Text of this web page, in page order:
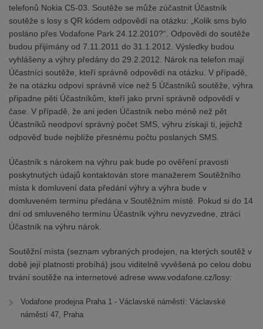
telefonů Nokia C5-03. Soutěže se může zúčastnit Účastník
soutěže s losy s QR kódem odpovědí na otázku: „Kolik sms bylo
posláno přes Vodafone Park 24.12.2010?“. Odpovědi do soutěže
budou přijímány od 7.11.2011 do 31.1.2012. Výsledky budou
vyhlášeny a výhry předány do 29.2.2012. Nárok na telefon mají
Účastníci soutěže, kteří správně odpovědí na otázku. V případě,
že na otázku odpoví správně více než 5 Účastníků soutěže, výhra
připadne pěti Účastníkům, kteří jako první správně odpovědí v
čase. V případě, že ani jeden Účastník nebo méně než pět
Účastníků neodpoví správný počet SMS, výhru získají ti, jejichž
odpověď bude nejblíže přesnému počtu poslaných SMS.
Účastník s nárokem na výhru pak bude po ověření pravosti
poskytnutých údajů kontaktován store manažerem Soutěžního
místa k domluvení data předání výhry a výhra bude v
domluveném termínu předána v Soutěžním místě. Pokud si do 14
dní od smluveného termínu Účastník výhru nevyzvedne, ztrácí
Účastník na výhru nárok.
Soutěžní místa (seznam vybraných prodejen, na kterých soutěž v
době její platnosti probíhá) jsou viditelně vyvěšená po celou dobu
trvání soutěže na internetové adrese www.vodafone.cz/losy:
Vodafone prodejna Praha 1 - Václavské náměstí: Václavské
náměstí 47, Praha